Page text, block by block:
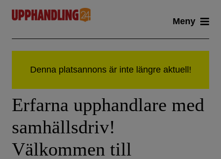
content
Meny
Erfarna upphandlare med
samhällsdriv!
Välkommen till